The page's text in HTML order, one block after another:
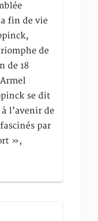
fin de vie
de
de 18
se dit
l’avenir de
par
»,